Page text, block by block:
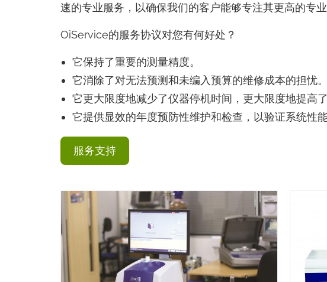
速的专业服务，以确保我们的客户能够专注其更高的专
OiService的服务协议对您有何好处？
它保持了重要的测量精度。
它消除了对无法预测和未编入预算的维修成本的担忧。
它更大限度地减少了仪器停机时间，更大限度地提高
它提供显效的年度预防性维护和检查，以验证系统性能
服务支持